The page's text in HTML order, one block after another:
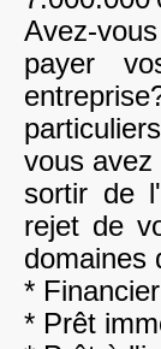
Avez-
payer
vous avez
sortir de
rejet de
domaines
* Financier
* Prêt